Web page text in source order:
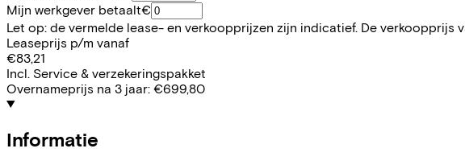
Mijn werkgever betaalt€
Let op: de vermelde lease- en verkoopprijzen zijn indicatief. De verkoopprijs
Leaseprijs p/m vanaf
€83,21
Incl. Service & verzekeringspakket
Overnameprijs na 3 jaar: €699,80
Informatie